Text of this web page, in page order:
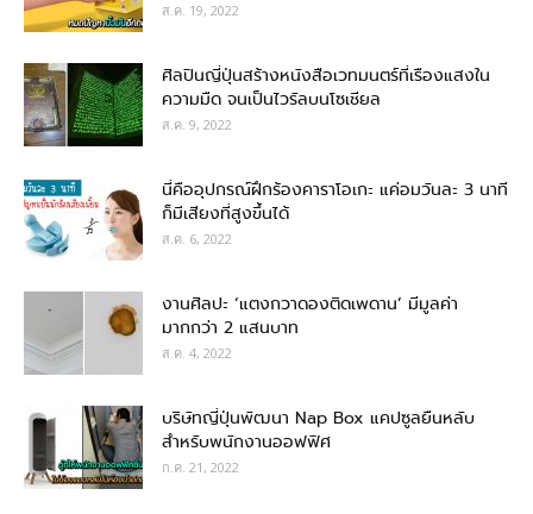
ส.ค. 19, 2022
ศิลปินญี่ปุ่นสร้างหนังสือเวทมนตร์ที่เรืองแสงใน
ความมืด จนเป็นไวรัลบนโซเชียล
ส.ค. 9, 2022
นี่คืออุปกรณ์ฝึกร้องคาราโอเกะ แค่อมวันละ 3 นาที
ก็มีเสียงที่สูงขึ้นได้
ส.ค. 6, 2022
งานศิลปะ ‘แตงกวาดองติดเพดาน’ มีมูลค่า
มากกว่า 2 แสนบาท
ส.ค. 4, 2022
บริษัทญี่ปุ่นพัฒนา Nap Box แคปซูลยืนหลับ
สำหรับพนักงานออฟฟิศ
ก.ค. 21, 2022